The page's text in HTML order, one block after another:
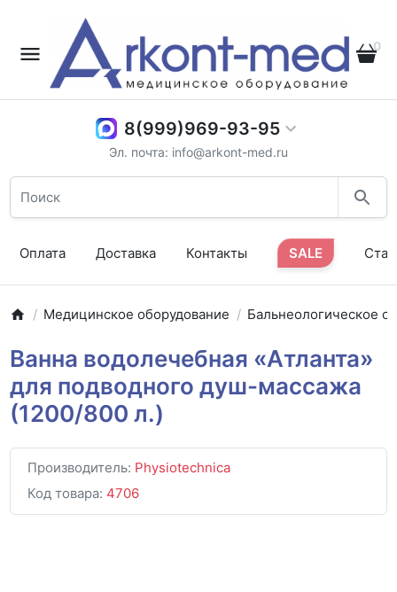
0
8(999)969-93-95
Эл. почта: info@arkont-med.ru
Оплата Доставка Контакты SALE
Медицинское оборудование Бальнеологическое
Ванна водолечебная «Атланта»
для подводного душ-массажа
(1200/800 л.)
Производитель: Physiotechnica
Код товара: 4706